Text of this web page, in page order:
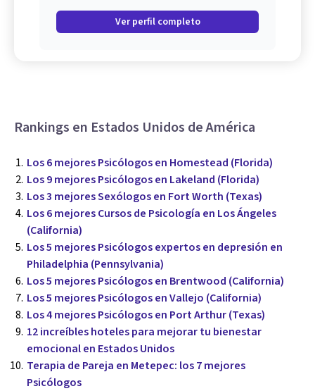
Ver perfil completo
Rankings en Estados Unidos de América
Los 6 mejores Psicólogos en Homestead (Florida)
Los 9 mejores Psicólogos en Lakeland (Florida)
Los 3 mejores Sexólogos en Fort Worth (Texas)
Los 6 mejores Cursos de Psicología en Los Ángeles
(California)
Los 5 mejores Psicólogos expertos en depresión en
Philadelphia (Pennsylvania)
Los 5 mejores Psicólogos en Brentwood (California)
Los 5 mejores Psicólogos en Vallejo (California)
Los 4 mejores Psicólogos en Port Arthur (Texas)
12 increíbles hoteles para mejorar tu bienestar
emocional en Estados Unidos
Terapia de Pareja en Metepec: los 7 mejores
Psicólogos